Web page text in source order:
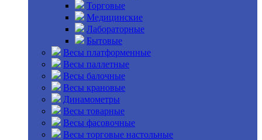
Торговые
Медицинские
Лабораторные
Бытовые
Весы платформенные
Весы паллетные
Весы балочные
Весы крановые
Динамометры
Весы товарные
Весы фасовочные
Весы торговые настольные